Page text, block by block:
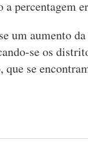
percentagem
um aumento da
se os
se